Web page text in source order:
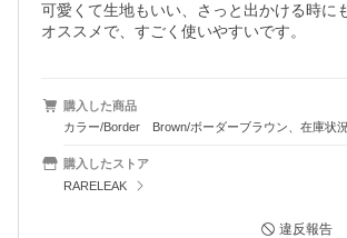
可愛くて生地もいい、さっと出かける時に
購入した商品
カラー/Border Brown/ボーダーブラウン、在庫状
購入したストア
RARELEAK
違反報告